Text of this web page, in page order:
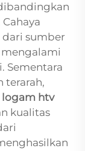
dari sumber
Sementara
terarah,
logam htv
kualitas